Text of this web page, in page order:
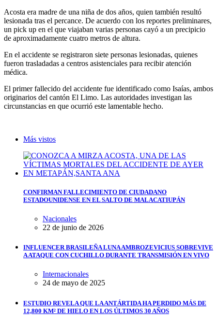
Acosta era madre de una niña de dos años, quien también resultó
lesionada tras el percance. De acuerdo con los reportes preliminares,
un pick up en el que viajaban varias personas cayó a un precipicio
de aproximadamente cuatro metros de altura.
En el accidente se registraron siete personas lesionadas, quienes
fueron trasladadas a centros asistenciales para recibir atención
médica.
El primer fallecido del accidente fue identificado como Isaías, ambos
originarios del cantón El Limo. Las autoridades investigan las
circunstancias en que ocurrió este lamentable hecho.
Más vistos
CONFIRMAN FALLECIMIENTO DE CIUDADANO
ESTADOUNIDENSE EN EL SALTO DE MALACATIUPÁN
Nacionales
22 de junio de 2026
INFLUENCER BRASILEÑA LUNA AMBROZEVICIUS SOBREVIVE
A ATAQUE CON CUCHILLO DURANTE TRANSMISIÓN EN VIVO
Internacionales
24 de mayo de 2025
ESTUDIO REVELA QUE LA ANTÁRTIDA HA PERDIDO MÁS DE
12,800 KM² DE HIELO EN LOS ÚLTIMOS 30 AÑOS